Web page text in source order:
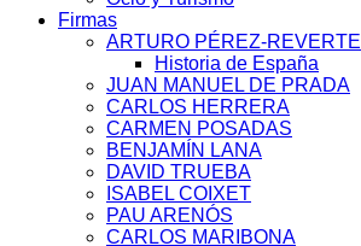
Firmas
ARTURO PÉREZ-REVERTE
Historia de España
JUAN MANUEL DE PRADA
CARLOS HERRERA
CARMEN POSADAS
BENJAMÍN LANA
DAVID TRUEBA
ISABEL COIXET
PAU ARENÓS
CARLOS MARIBONA